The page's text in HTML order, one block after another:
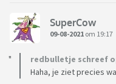
SuperCow
09-08-2021 om 19:17
redbulletje schreef
Haha, je ziet precies